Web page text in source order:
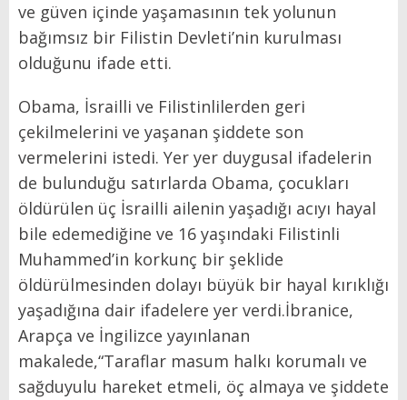
ve güven içinde yaşamasının tek yolunun
bağımsız bir Filistin Devleti’nin kurulması
olduğunu ifade etti.
Obama, İsrailli ve Filistinlilerden geri
çekilmelerini ve yaşanan şiddete son
vermelerini istedi. Yer yer duygusal ifadelerin
de bulunduğu satırlarda Obama, çocukları
öldürülen üç İsrailli ailenin yaşadığı acıyı hayal
bile edemediğine ve 16 yaşındaki Filistinli
Muhammed’in korkunç bir şeklide
öldürülmesinden dolayı büyük bir hayal kırıklığı
yaşadığına dair ifadelere yer verdi.İbranice,
Arapça ve İngilizce yayınlanan
makalede,“Taraflar masum halkı korumalı ve
sağduyulu hareket etmeli, öç almaya ve şiddete